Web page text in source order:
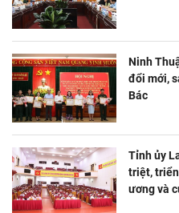
Ninh
đổi mới,
Bác
Tỉnh ủy
triệt, triển
ương và